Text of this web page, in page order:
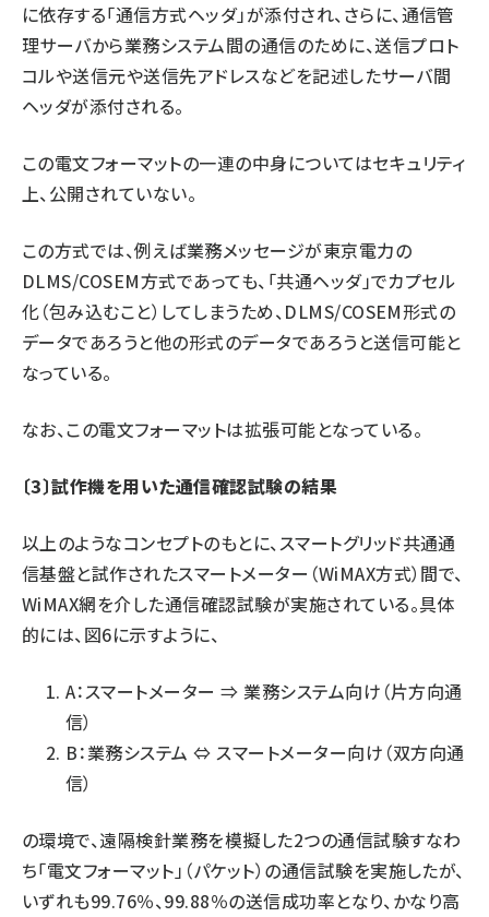
に依存する「通信方式ヘッダ」が添付され、さらに、通信管
理サーバから業務システム間の通信のために、送信プロト
コルや送信元や送信先アドレスなどを記述したサーバ間
ヘッダが添付される。
この電文フォーマットの一連の中身についてはセキュリティ
上、公開されていない。
この方式では、例えば業務メッセージが東京電力の
DLMS/COSEM方式であっても、「共通ヘッダ」でカプセル
化（包み込むこと）してしまうため、DLMS/COSEM形式の
データであろうと他の形式のデータであろうと送信可能と
なっている。
なお、この電文フォーマットは拡張可能となっている。
〔3〕試作機を用いた通信確認試験の結果
以上のようなコンセプトのもとに、スマートグリッド共通通
信基盤と試作されたスマートメーター（WiMAX方式）間で、
WiMAX網を介した通信確認試験が実施されている。具体
的には、図6に示すように、
A：スマートメーター ⇒ 業務システム向け（片方向通
信）
B：業務システム ⇔ スマートメーター向け（双方向通
信）
の環境で、遠隔検針業務を模擬した2つの通信試験すなわ
ち「電文フォーマット」（パケット）の通信試験を実施したが、
いずれも99.76％、99.88％の送信成功率となり、かなり高